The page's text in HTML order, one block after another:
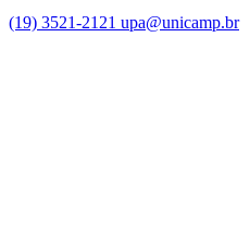
(19) 3521-2121 upa@unicamp.br